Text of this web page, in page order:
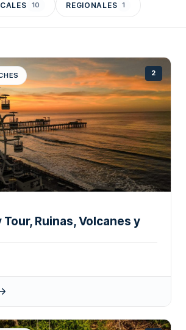
10 REGIONALES 1
2
Tour, Ruinas, Volcanes y